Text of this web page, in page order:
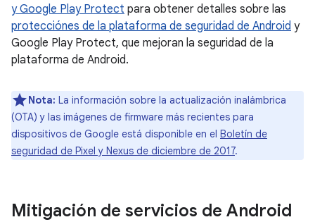
y Google Play Protect para obtener detalles sobre las
protecciónes de la plataforma de seguridad de Android y
Google Play Protect, que mejoran la seguridad de la
plataforma de Android.
Nota: La información sobre la actualización inalámbrica
(OTA) y las imágenes de firmware más recientes para
dispositivos de Google está disponible en el Boletín de
seguridad de Pixel y Nexus de diciembre de 2017.
Mitigación de servicios de Android